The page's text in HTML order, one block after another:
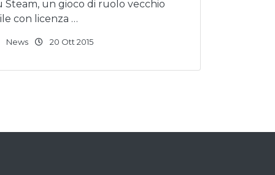
Steam, un gioco di ruolo vecchio
con licenza …
News 20 Ott 2015